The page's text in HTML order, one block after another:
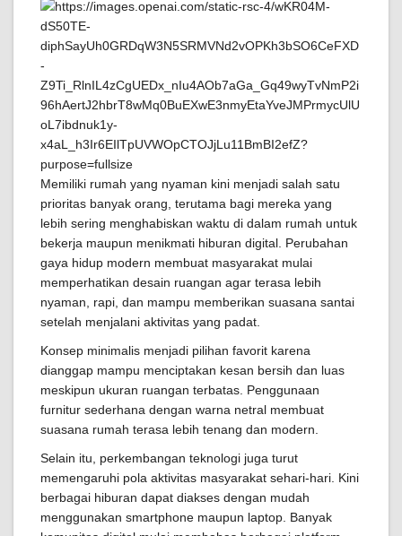
Memiliki rumah yang nyaman kini menjadi salah satu
prioritas banyak orang, terutama bagi mereka yang
lebih sering menghabiskan waktu di dalam rumah untuk
bekerja maupun menikmati hiburan digital. Perubahan
gaya hidup modern membuat masyarakat mulai
memperhatikan desain ruangan agar terasa lebih
nyaman, rapi, dan mampu memberikan suasana santai
setelah menjalani aktivitas yang padat.
Konsep minimalis menjadi pilihan favorit karena
dianggap mampu menciptakan kesan bersih dan luas
meskipun ukuran ruangan terbatas. Penggunaan
furnitur sederhana dengan warna netral membuat
suasana rumah terasa lebih tenang dan modern.
Selain itu, perkembangan teknologi juga turut
memengaruhi pola aktivitas masyarakat sehari-hari. Kini
berbagai hiburan dapat diakses dengan mudah
menggunakan smartphone maupun laptop. Banyak